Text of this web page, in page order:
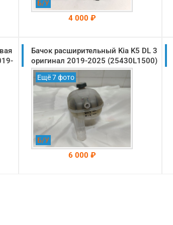
Б/У
4 000 ₽
На складе: Раменское
-->
Бачок расширительный Kia K5 DL 3
оригинал 2019-2025 (25430L1500)
Ещё 7 фото
Б/У
6 000 ₽